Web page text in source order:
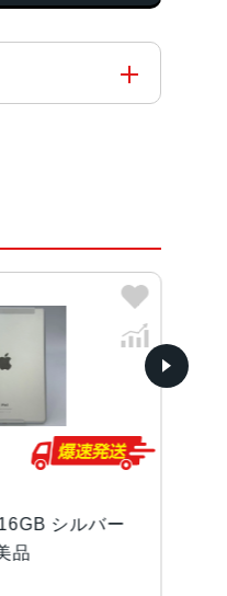
px) (264 pp
iPad Air 第2世代 Wi-Fi
シルバー MGLW2J/A 訳